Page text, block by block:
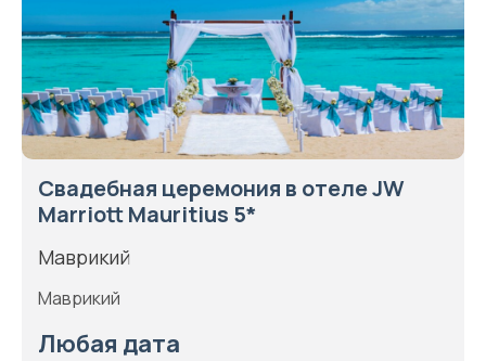
Свадебная церемония в отеле JW
Marriott Mauritius 5*
Маврикий
Маврикий
Любая дата